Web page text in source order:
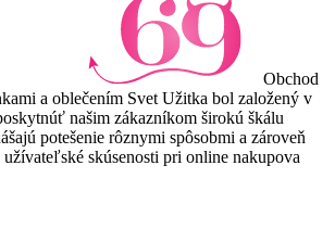
Obchod
a oblečením Svet Užitka bol založený v
našim zákazníkom širokú škálu
potešenie rôznymi spôsobmi a zároveň
skúsenosti pri online nakupova